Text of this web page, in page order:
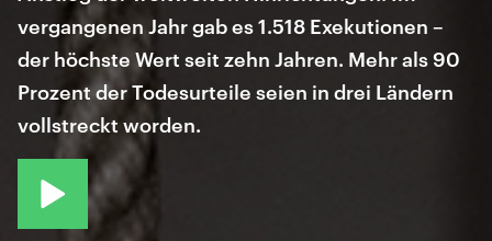
vergangenen Jahr gab es 1.518 Exekutionen –
der höchste Wert seit zehn Jahren. Mehr als 90
Prozent der Todesurteile seien in drei Ländern
vollstreckt worden.